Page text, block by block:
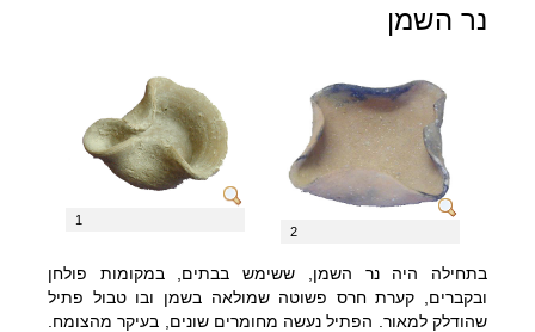
גני ילדים
חינוך מיוחד
השתלמויות
חדר מורים מבקר במוזיאון
מבוגרים, חברות וארגונים
נר השמן
1
2
בתחילה היה נר השמן, ששימש בבתים, במקומות פולחן
ובקברים, קערת חרס פשוטה שמולאה בשמן ובו טבול פתיל
שהודלק למאור. הפתיל נעשה מחומרים שונים, בעיקר מהצומח.